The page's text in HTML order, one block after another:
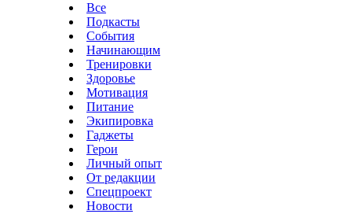
Все
Подкасты
События
Начинающим
Тренировки
Здоровье
Мотивация
Питание
Экипировка
Гаджеты
Герои
Личный опыт
От редакции
Спецпроект
Новости